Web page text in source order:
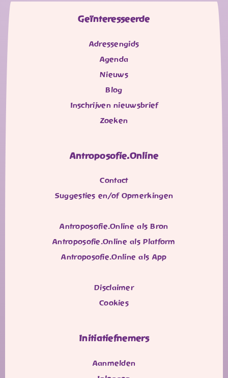
Geïnteresseerde
Adressengids
Agenda
Nieuws
Blog
Inschrijven nieuwsbrief
Zoeken
Antroposofie.Online
Contact
Suggesties en/of Opmerkingen
Antroposofie.Online als Bron
Antroposofie.Online als Platform
Antroposofie.Online als App
Disclaimer
Cookies
Initiatiefnemers
Aanmelden